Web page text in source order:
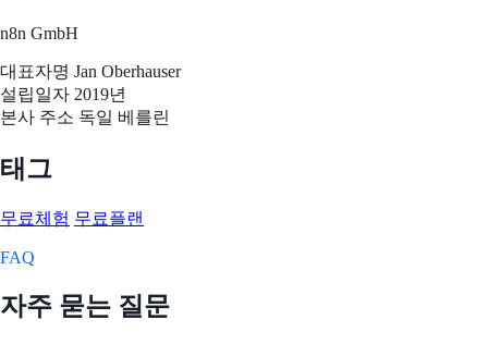
n8n GmbH
대표자명 Jan Oberhauser
설립일자 2019년
본사 주소 독일 베를린
태그
무료체험 무료플랜
FAQ
자주 묻는 질문